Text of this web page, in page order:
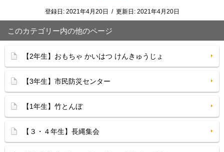
登録日: 2021年4月20日 / 更新日: 2021年4月20日
このカテゴリー内の他のページ
【2年生】おもちゃ かいはつ けんきゅうじょ
【3年生】市民防災センター
【1年生】竹とんぼ
【３・４年生】長縄集会